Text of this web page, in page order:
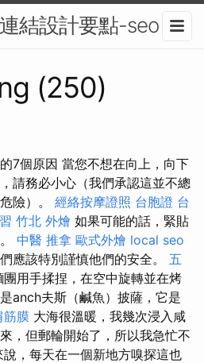
結設計要點-seo
(250)
7個原因 當您不想在向上，向下
請務必小心（我們承認這並不總
險）。 經絡按摩證照 台胞證 台
竹北 外燴 如果可能的話，緊貼
中醫 推拿 歐式外燴 local seo
應該特別謹慎他們的安全。 五
用手揉捏，在空中旋轉並在烤
anch夫斯（鹹魚）披薩，它是
筋膜 大海很溫暖，我幾次浸入咸
，但郵輪開始了，所以我急忙不
，每天在一個新地方嗅探這也